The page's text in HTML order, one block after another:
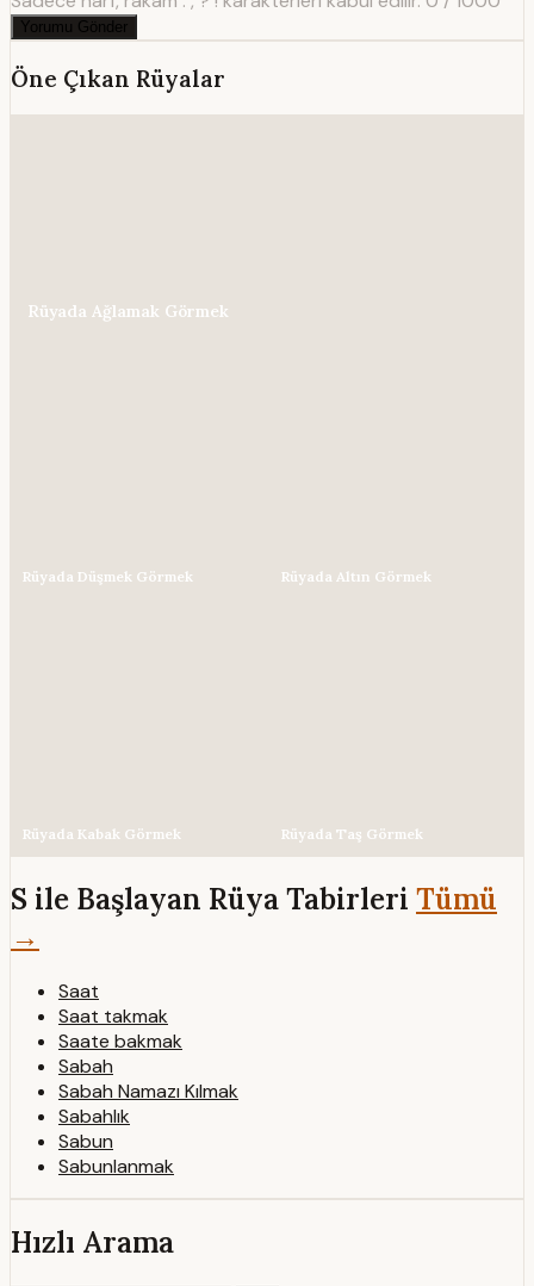
Yorumu Gönder
Öne Çıkan Rüyalar
Rüyada Ağlamak Görmek
Rüyada Düşmek Görmek Rüyada Altın Görmek
Rüyada Kabak Görmek Rüyada Taş Görmek
S ile Başlayan Rüya Tabirleri Tümü
→
Saat
Saat takmak
Saate bakmak
Sabah
Sabah Namazı Kılmak
Sabahlık
Sabun
Sabunlanmak
Hızlı Arama